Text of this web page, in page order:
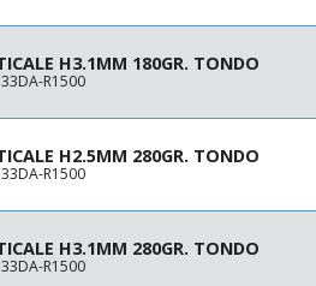
H3.1MM 180GR. TONDO
R1500
H2.5MM 280GR. TONDO
R1500
H3.1MM 280GR. TONDO
R1500